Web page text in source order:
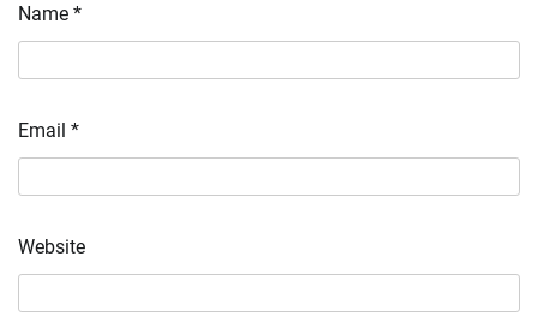
Name *
Email *
Website